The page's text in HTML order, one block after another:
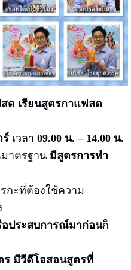
ด เรียนสูตรกาแฟสด
ร์เวลา 09.00 น. – 14.00 น.
าตรฐาน มีสูตรการทำ
กะที่ต้องใช้ความ
ประสบการณ์มาก่อนก็
ร มีวีดีโอสอนสูตรที่